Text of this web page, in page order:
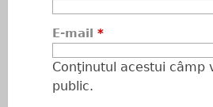
E-mail *
Conţinutul acestui câmp
public.